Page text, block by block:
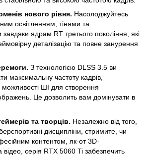
нового рівня. Насолоджуйтесь
освітленням, тінями та
ядрам RT третього покоління, які
деталізацію та повне занурення
З технологією DLSS 3.5 ви
максимальну частоту кадрів,
ШІ для створення
Це дозволить вам домінувати в
та творців. Незалежно від того,
дисципліни, стримите, чи
контентом, як-от 3D-
серія RTX 5060 Ti забезпечить